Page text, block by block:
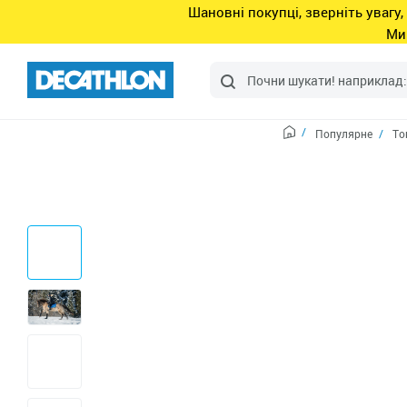
Шановні покупці, зверніть
Ми
Популярне